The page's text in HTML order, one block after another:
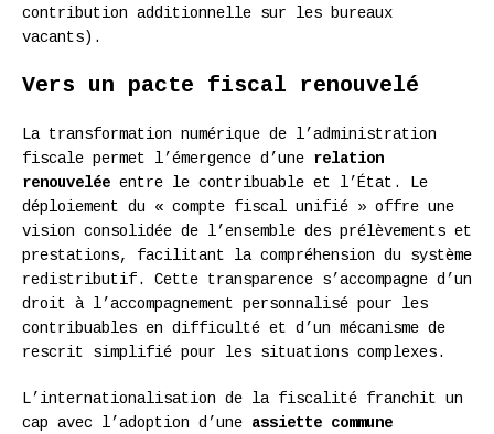
contribution additionnelle sur les bureaux
vacants).
Vers un pacte fiscal renouvelé
La transformation numérique de l’administration
fiscale permet l’émergence d’une relation
renouvelée entre le contribuable et l’État. Le
déploiement du « compte fiscal unifié » offre une
vision consolidée de l’ensemble des prélèvements et
prestations, facilitant la compréhension du système
redistributif. Cette transparence s’accompagne d’un
droit à l’accompagnement personnalisé pour les
contribuables en difficulté et d’un mécanisme de
rescrit simplifié pour les situations complexes.
L’internationalisation de la fiscalité franchit un
cap avec l’adoption d’une assiette commune